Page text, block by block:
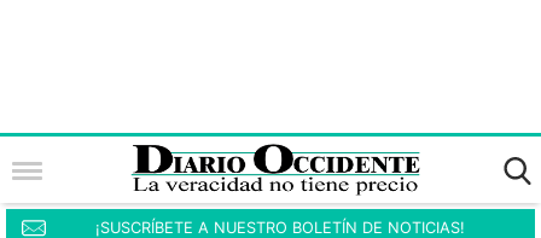
¡SUSCRÍBETE A NUESTRO BOLETÍN DE NOTICIAS!